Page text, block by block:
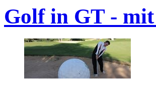
Golf in GT -